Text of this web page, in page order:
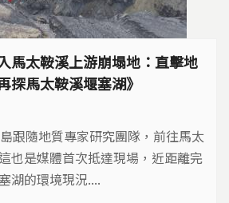
馬太鞍溪上游崩塌地：直擊地
探馬太鞍溪堰塞湖》
跟隨地質專家研究團隊，前往馬太
也是媒體首次抵達現場，近距離完
湖的環境現況....